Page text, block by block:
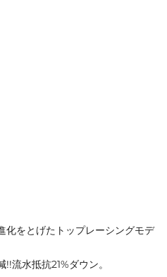
化をとげたトップレーシングモデ
流水抵抗21%ダウン。